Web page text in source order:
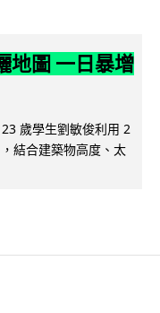
地圖 一日暴增
歲學生劉敏俊利用 2
結合建築物高度、太